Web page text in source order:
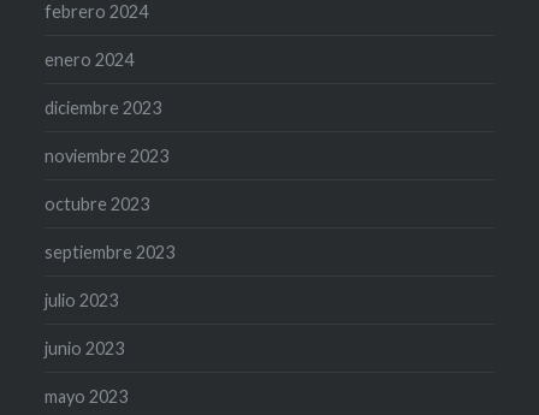
febrero 2024
enero 2024
diciembre 2023
noviembre 2023
octubre 2023
septiembre 2023
julio 2023
junio 2023
mayo 2023